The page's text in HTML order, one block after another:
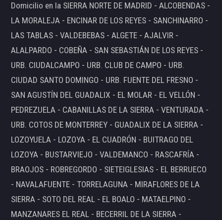
Domicilio en la SIERRA NORTE DE MADRID - ALCOBENDAS -
LA MORALEJA - ENCINAR DE LOS REYES - SANCHINARRO -
LAS TABLAS - VALDEBEBAS - ALGETE - AJALVIR -
ALALPARDO - COBEÑA - SAN SEBASTIÁN DE LOS REYES -
URB. CIUDALCAMPO - URB. CLUB DE CAMPO - URB.
CIUDAD SANTO DOMINGO - URB. FUENTE DEL FRESNO -
SAN AGUSTÍN DEL GUADALIX - EL MOLAR - EL VELLÓN -
PEDREZUELA - CABANILLAS DE LA SIERRA - VENTURADA -
URB. COTOS DE MONTERREY - GUADALIX DE LA SIERRA -
LOZOYUELA - LOZOYA - EL CUADRÓN - BUITRAGO DEL
LOZOYA - BUSTARVIEJO - VALDEMANCO - RASCAFRÍA -
BRAOJOS - ROBREGORDO - SIETEIGLESIAS - EL BERRUECO
- NAVALAFUENTE - TORRELAGUNA - MIRAFLORES DE LA
SIERRA - SOTO DEL REAL - EL BOALO - MATAELPINO -
MANZANARES EL REAL - BECERRIL DE LA SIERRA -